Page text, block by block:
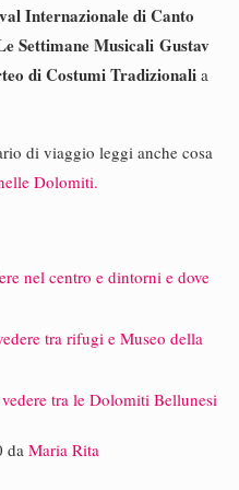
Internazionale di Canto
Settimane Musicali Gustav
di Costumi Tradizionali a
di viaggio leggi anche cosa
Dolomiti.
nel centro e dintorni e dove
tra rifugi e Museo della
tra le Dolomiti Bellunesi
da Maria Rita